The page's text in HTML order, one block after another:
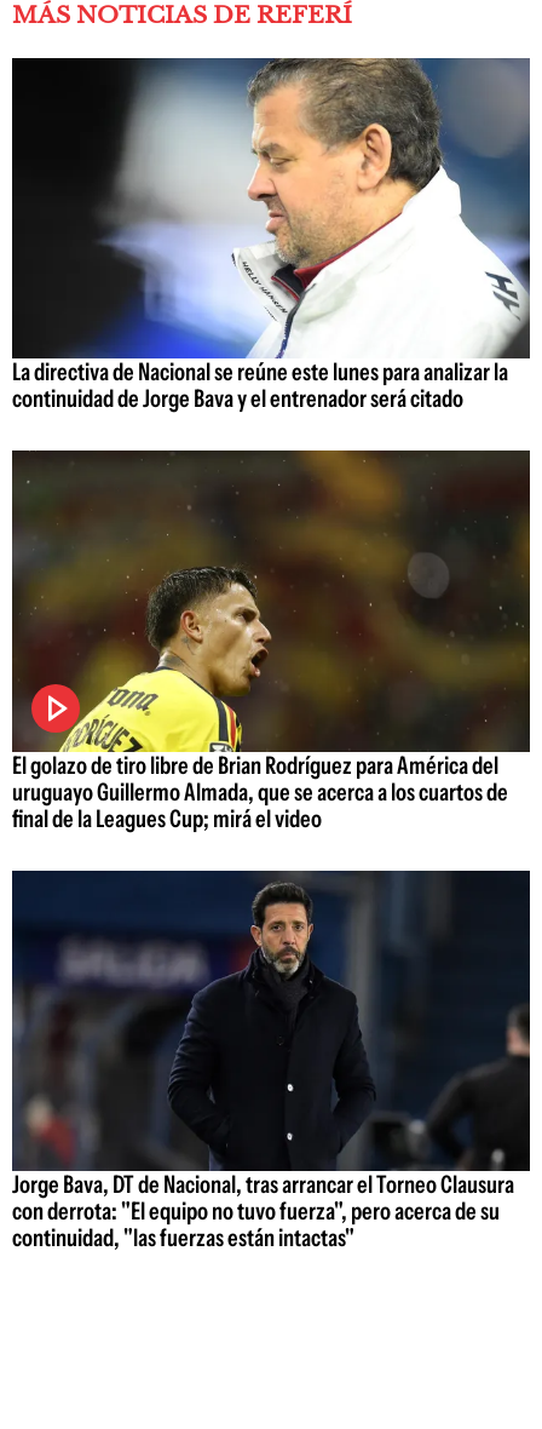
MÁS NOTICIAS DE REFERÍ
La directiva de Nacional se reúne este lunes para analizar la
continuidad de Jorge Bava y el entrenador será citado
El golazo de tiro libre de Brian Rodríguez para América del
uruguayo Guillermo Almada, que se acerca a los cuartos de
final de la Leagues Cup; mirá el video
Jorge Bava, DT de Nacional, tras arrancar el Torneo Clausura
con derrota: "El equipo no tuvo fuerza", pero acerca de su
continuidad, "las fuerzas están intactas"